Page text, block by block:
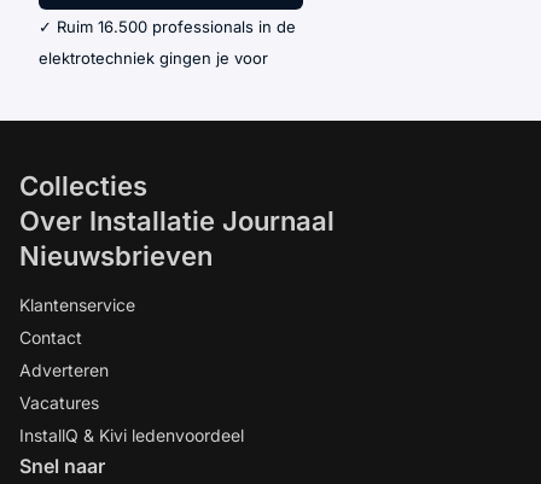
✓ Ruim 16.500 professionals in de
elektrotechniek gingen je voor
Collecties
Over Installatie Journaal
Nieuwsbrieven
Klantenservice
Contact
Adverteren
Vacatures
InstallQ & Kivi ledenvoordeel
Snel naar